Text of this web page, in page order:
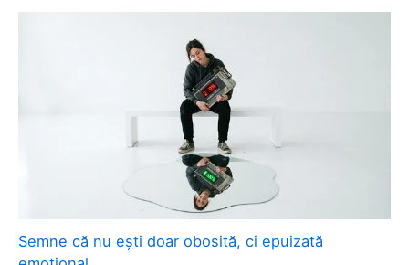
Semne că nu ești doar obosită, ci epuizată